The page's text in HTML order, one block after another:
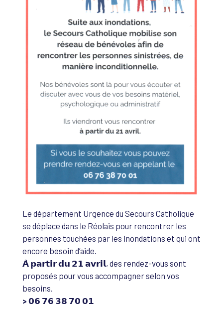
Le département Urgence du Secours Catholique
se déplace dans le Réolais pour rencontrer les
personnes touchées par les inondations et qui ont
encore besoin d’aide.
𝗔̀ 𝗽𝗮𝗿𝘁𝗶𝗿 𝗱𝘂 𝟮𝟭 𝗮𝘃𝗿𝗶𝗹, des rendez-vous sont
proposés pour vous accompagner selon vos
besoins.
> 𝟬𝟲 𝟳𝟲 𝟯𝟴 𝟳𝟬 𝟬𝟭